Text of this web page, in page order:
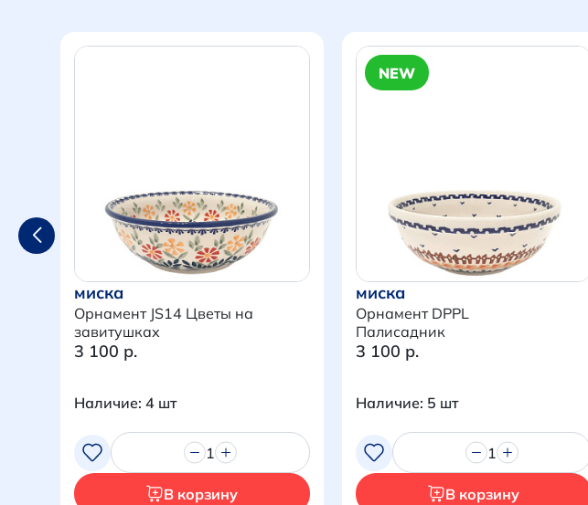
Продолжить покупки
миска
Орнамент JS14 Цветы на
завитушках
3 100 р.
Наличие: 4 шт
1
В корзину
NEW
миска
Орнамент DPPL
Палисадник
3 100 р.
Наличие: 5 шт
1
В корзину